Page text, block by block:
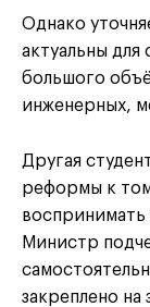
Однако
актуальны
большого
инженерных,
Другая
реформы к
воспринимать
Министр
закреплено